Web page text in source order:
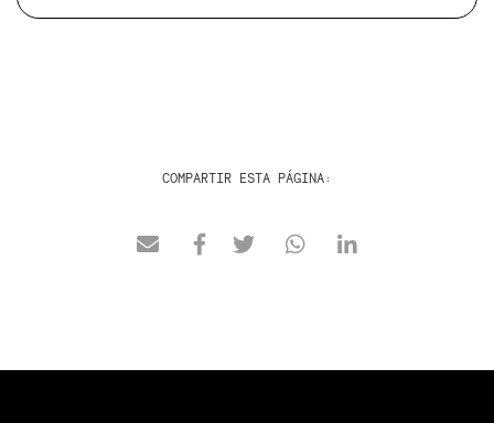
COMPARTIR ESTA PÁGINA: